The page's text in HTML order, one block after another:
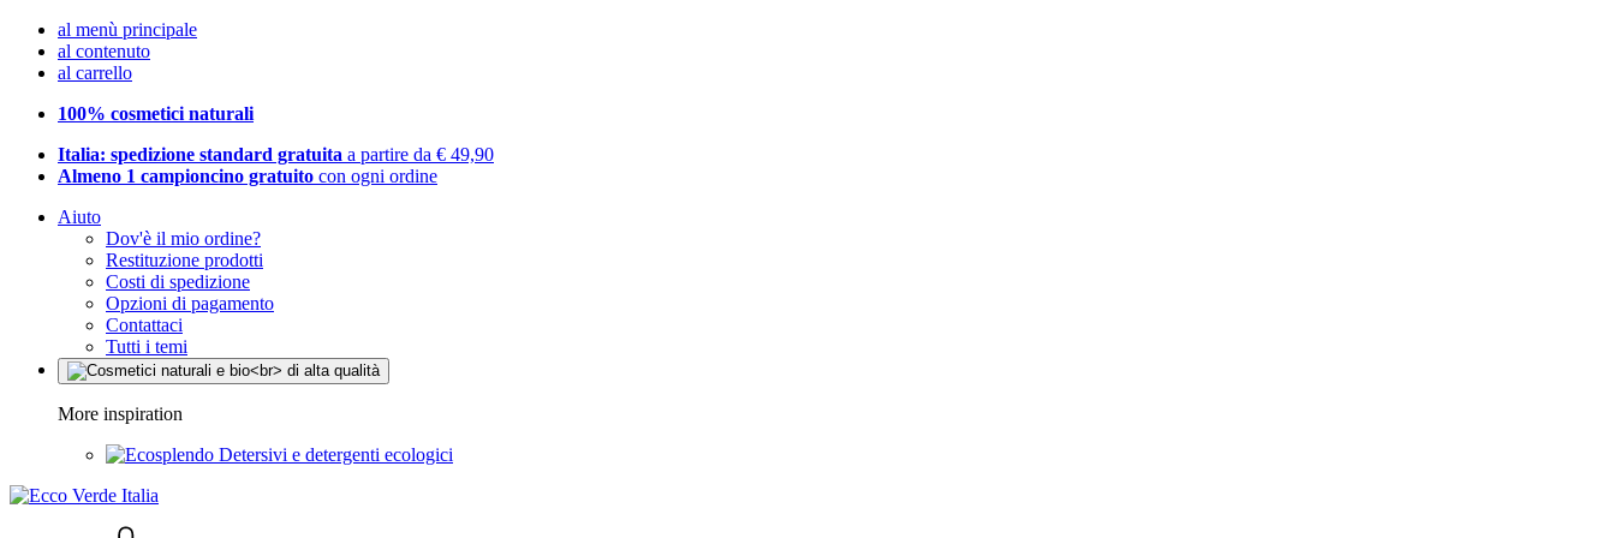
al menù principale
al contenuto
al carrello
100% cosmetici naturali
Italia: spedizione standard gratuita a partire da € 49,90
Almeno 1 campioncino gratuito con ogni ordine
Aiuto
Dov'è il mio ordine?
Restituzione prodotti
Costi di spedizione
Opzioni di pagamento
Contattaci
Tutti i temi
More inspiration
Detersivi e detergenti ecologici